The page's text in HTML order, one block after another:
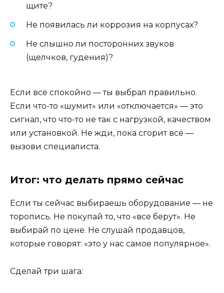
щите?
Не появилась ли коррозия на корпусах?
Не слышно ли посторонних звуков
(щелчков, гудения)?
Если всё спокойно — ты выбрал правильно.
Если что-то «шумит» или «отключается» — это
сигнал, что что-то не так с нагрузкой, качеством
или установкой. Не жди, пока сгорит всё —
вызови специалиста.
Итог: что делать прямо сейчас
Если ты сейчас выбираешь оборудование — не
торопись. Не покупай то, что «все берут». Не
выбирай по цене. Не слушай продавцов,
которые говорят: «это у нас самое популярное».
Сделай три шага: